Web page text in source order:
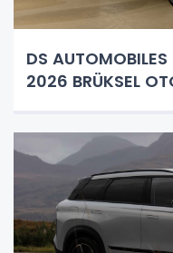
DS
2026 BRÜKSEL